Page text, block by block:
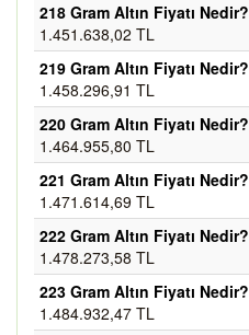
218 Gram Altın Fiyatı Nedir?
1.451.638,02 TL
219 Gram Altın Fiyatı Nedir?
1.458.296,91 TL
220 Gram Altın Fiyatı Nedir?
1.464.955,80 TL
221 Gram Altın Fiyatı Nedir?
1.471.614,69 TL
222 Gram Altın Fiyatı Nedir?
1.478.273,58 TL
223 Gram Altın Fiyatı Nedir?
1.484.932,47 TL